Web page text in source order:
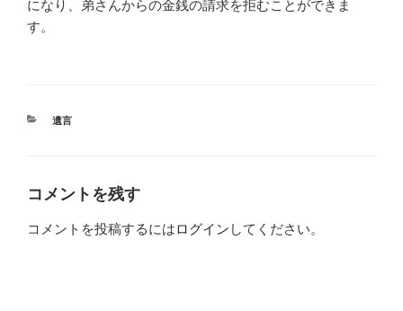
になり、弟さんからの金銭の請求を拒むことができま
す。
カ
ー
遺言
コメントを残す
コメントを投稿するにはログイン してください。